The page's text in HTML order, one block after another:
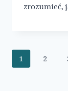
zrozumieć,
Nawigacja
strony
1 2